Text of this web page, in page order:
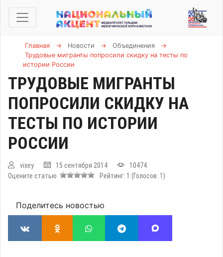
Главная → Новости → Объединения
→
Трудовые мигранты попросили скидку на тесты по
истории России
ТРУДОВЫЕ МИГРАНТЫ
ПОПРОСИЛИ СКИДКУ НА
ТЕСТЫ ПО ИСТОРИИ
РОССИИ
vixey 15 сентября 2014
10474
Оцените статью
Рейтинг: 1 (Голосов: 1 )
Поделитесь новостью